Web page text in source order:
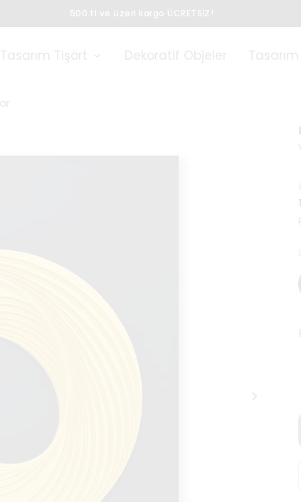
500 tl ve üzeri kargo ÜCRETSİZ!
Tasarım Tişört Dekoratif Objeler Tasarım